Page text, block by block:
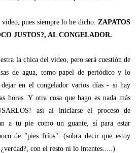
pues siempre lo he dicho. ZAPATOS
JUSTOS?, AL CONGELADOR.
la chica del video, pero será cuestión de
de agua, tomo papel de periódico y lo
en el congelador varios días - si hay
horas. Y otra cosa que hago es nada más
así al iniciarse el proceso de
a tu pie como un guante, sí para estar
de "pies fríos". (sobra decir que estoy
con el resto ni lo intentes.....)